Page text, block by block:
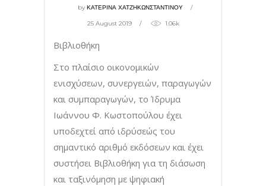
byΚΑΤΕΡΙΝΑ ΧΑΤΖΗΚΩΝΣΤΑΝΤΙΝΟΥ
25 August 2019 1.06k
Βιβλιοθήκη
Στο πλαίσιο οικονομικών
ενισχύσεων, συνεργειών, παραγωγών
και συμπαραγωγών, το Ίδρυμα
Ιωάννου Φ. Κωστοπούλου έχει
υποδεχτεί από ιδρύσεώς του
σημαντικό αριθμό εκδόσεων και έχει
συστήσει Βιβλιοθήκη για τη διάσωση
και ταξινόμηση με ψηφιακή